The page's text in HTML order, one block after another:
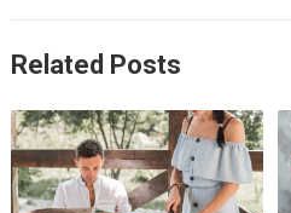
Related Posts